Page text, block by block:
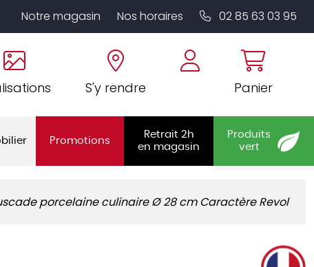
Notre magasin Nos horaires 02 85 63 03 95
S'y rendre Panier
Promotions
Retrait 2h
en magasin
Produits
vert
porcelaine culinaire Ø 28 cm Caractère Revol